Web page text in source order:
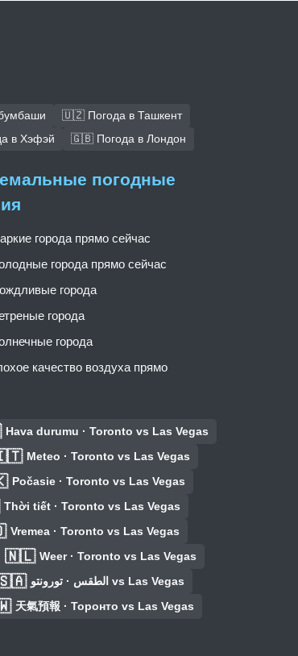
🇺🇿 Погода в Ташкент
в Хэфэй 🇬🇧 Погода в Лондон
погодные
города прямо сейчас
города прямо сейчас
города
города
города
качество воздуха прямо
Hava durumu · Toronto vs Las Vegas
Meteo · Toronto vs Las Vegas
Počasie · Toronto vs Las Vegas
Thời tiết · Toronto vs Las Vegas
Vremea · Toronto vs Las Vegas
🇳🇱 Weer · Toronto vs Las Vegas
الطقس · تورونتو vs Las Vegas
天氣預報 · Торонто vs Las Vegas